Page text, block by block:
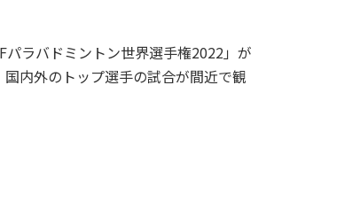
ラバドミントン世界選手権2022」が
内外のトップ選手の試合が間近で観